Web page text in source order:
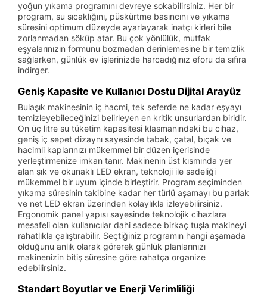
yoğun yıkama programını devreye sokabilirsiniz. Her bir
program, su sıcaklığını, püskürtme basıncını ve yıkama
süresini optimum düzeyde ayarlayarak inatçı kirleri bile
zorlanmadan söküp atar. Bu çok yönlülük, mutfak
eşyalarınızın formunu bozmadan derinlemesine bir temizlik
sağlarken, günlük ev işlerinizde harcadığınız eforu da sıfıra
indirger.
Geniş Kapasite ve Kullanıcı Dostu Dijital Arayüz
Bulaşık makinesinin iç hacmi, tek seferde ne kadar eşyayı
temizleyebileceğinizi belirleyen en kritik unsurlardan biridir.
On üç litre su tüketim kapasitesi klasmanındaki bu cihaz,
geniş iç sepet dizaynı sayesinde tabak, çatal, bıçak ve
hacimli kaplarınızı mükemmel bir düzen içerisinde
yerleştirmenize imkan tanır. Makinenin üst kısmında yer
alan şık ve okunaklı LED ekran, teknoloji ile sadeliği
mükemmel bir uyum içinde birleştirir. Program seçiminden
yıkama süresinin takibine kadar her türlü aşamayı bu parlak
ve net LED ekran üzerinden kolaylıkla izleyebilirsiniz.
Ergonomik panel yapısı sayesinde teknolojik cihazlara
mesafeli olan kullanıcılar dahi sadece birkaç tuşla makineyi
rahatlıkla çalıştırabilir. Seçtiğiniz programın hangi aşamada
olduğunu anlık olarak görerek günlük planlarınızı
makinenizin bitiş süresine göre rahatça organize
edebilirsiniz.
Standart Boyutlar ve Enerji Verimliliği